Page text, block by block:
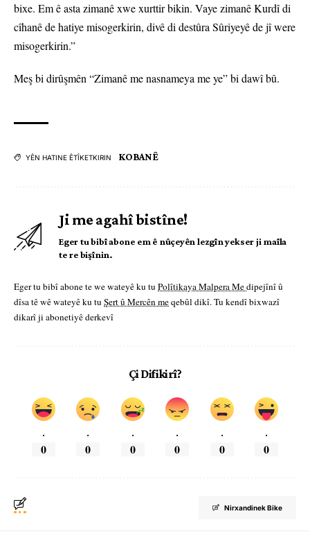
bixe. Em ê asta zimanê xwe xurttir bikin. Vaye zimanê Kurdî di
cîhanê de hatiye misogerkirin, divê di destûra Sûriyeyê de jî were
misogerkirin.”
Meş bi dirûşmên “Zimanê me nasnameya me ye” bi dawî bû.
YÊN HATINE ÊTÎKETKIRIN KOBANÊ
Ji me agahî bistîne!
Eger tu bibî abone em ê nûçeyên lezgîn yekser ji maîla
te re bişînin.
Eger tu bibî abone te we wateyê ku tu Polîtikaya Malpera Medipejînî û
dîsa tê wê wateyê ku tu Şert û Mercên meqebûl dikî. Tu kendî bixwazî
dikarî ji abonetiyê derkevî
Çi Difikirî?
.
0
.
0
.
0
.
0
.
0
.
0
Nirxandinek Bike